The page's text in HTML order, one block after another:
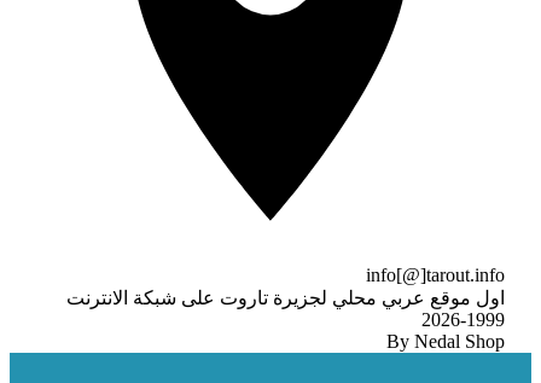
info[@]tarout.info
اول موقع عربي محلي لجزيرة تاروت على شبكة الانترنت
1999-2026
By Nedal Shop